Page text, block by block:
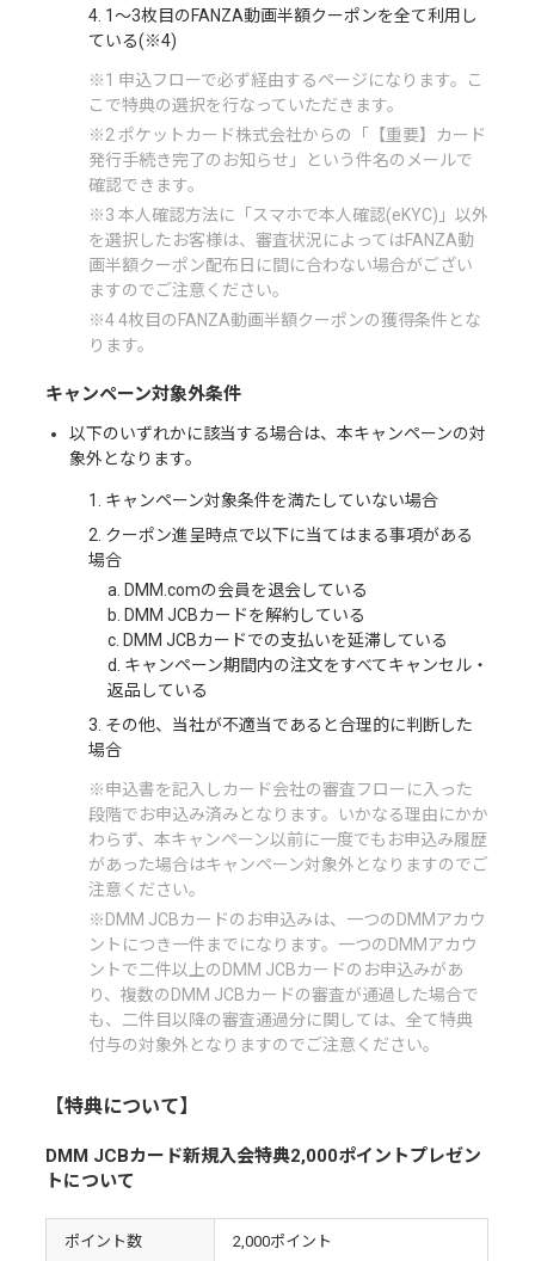
4. 1〜3枚目のFANZA動画半額クーポンを全て利用し
ている(※4)
※1 申込フローで必ず経由するページになります。こ
こで特典の選択を行なっていただきます。
※2 ポケットカード株式会社からの「【重要】カード
発行手続き完了のお知らせ」という件名のメールで
確認できます。
※3 本人確認方法に「スマホで本人確認(eKYC)」以外
を選択したお客様は、審査状況によってはFANZA動
画半額クーポン配布日に間に合わない場合がござい
ますのでご注意ください。
※4 4枚目のFANZA動画半額クーポンの獲得条件とな
ります。
キャンペーン対象外条件
以下のいずれかに該当する場合は、本キャンペーンの対
象外となります。
1. キャンペーン対象条件を満たしていない場合
2. クーポン進呈時点で以下に当てはまる事項がある
場合
a. DMM.comの会員を退会している
b. DMM JCBカードを解約している
c. DMM JCBカードでの支払いを延滞している
d. キャンペーン期間内の注文をすべてキャンセル・
返品している
3. その他、当社が不適当であると合理的に判断した
場合
※申込書を記入しカード会社の審査フローに入った
段階でお申込み済みとなります。いかなる理由にかか
わらず、本キャンペーン以前に一度でもお申込み履歴
があった場合はキャンペーン対象外となりますのでご
注意ください。
※DMM JCBカードのお申込みは、一つのDMMアカウ
ントにつき一件までになります。一つのDMMアカウ
ントで二件以上のDMM JCBカードのお申込みがあ
り、複数のDMM JCBカードの審査が通過した場合で
も、二件目以降の審査通過分に関しては、全て特典
付与の対象外となりますのでご注意ください。
【特典について】
DMM JCBカード新規入会特典2,000ポイントプレゼン
トについて
ポイント数 2,000ポイント